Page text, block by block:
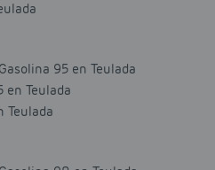
95 en Teulada
en Teulada
Teulada